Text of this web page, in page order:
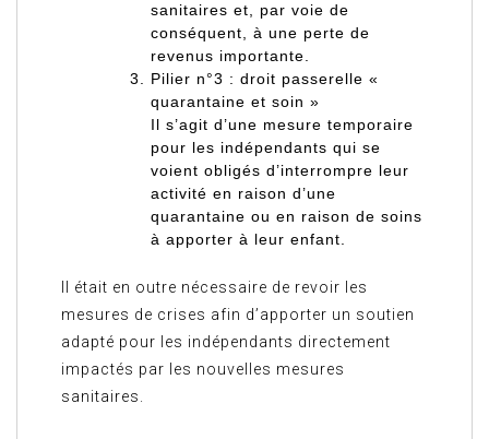
sanitaires et, par voie de
conséquent, à une perte de
revenus importante.
Pilier n°3 : droit passerelle «
quarantaine et soin »
Il s’agit d’une mesure temporaire
pour les indépendants qui se
voient obligés d’interrompre leur
activité en raison d’une
quarantaine ou en raison de soins
à apporter à leur enfant
Il était en outre nécessaire de revoir les
mesures de crises afin d’apporter un soutien
adapté pour les indépendants directement
impactés par les nouvelles mesures
sanitaires.